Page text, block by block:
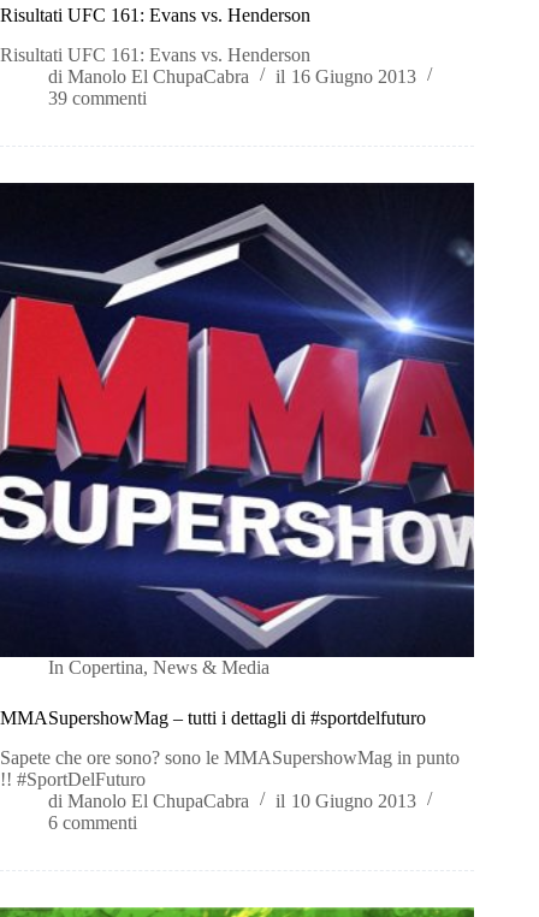
Risultati UFC 161: Evans vs. Henderson
Risultati UFC 161: Evans vs. Henderson
di Manolo El ChupaCabra il 16 Giugno 2013
39 commenti
In Copertina,News & Media
MMASupershowMag – tutti i dettagli di #sportdelfuturo
Sapete che ore sono? sono le MMASupershowMag in punto
!! #SportDelFuturo
di Manolo El ChupaCabra il 10 Giugno 2013
6 commenti